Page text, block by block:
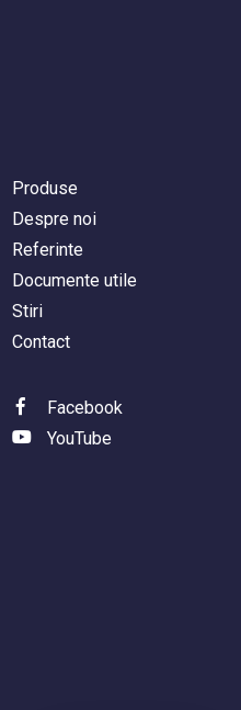
Produse
Despre noi
Referinte
Documente utile
Stiri
Contact
Facebook
YouTube